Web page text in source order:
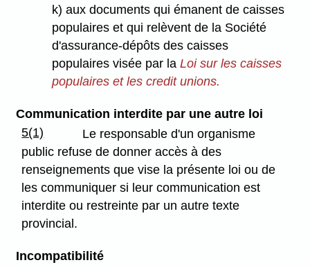
k) aux documents qui émanent de caisses
populaires et qui relèvent de la Société
d'assurance-dépôts des caisses
populaires visée par laLoi sur les caisses
populaires et les credit unions.
Communication interdite par une autre loi
5(1)
Le responsable d'un organisme
public refuse de donner accès à des
renseignements que vise la présente loi ou de
les communiquer si leur communication est
interdite ou restreinte par un autre texte
provincial.
Incompatibilité